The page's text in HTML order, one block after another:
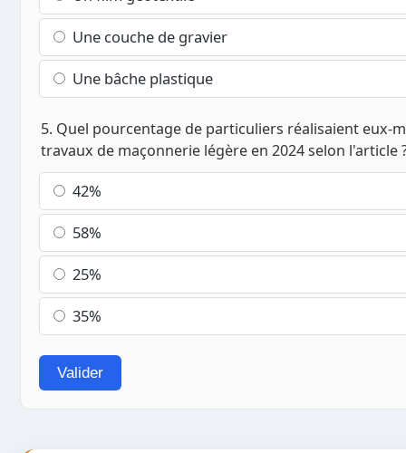
Une couche de gravier
Une bâche plastique
5. Quel pourcentage de particuliers réalisaient eux-
travaux de maçonnerie légère en 2024 selon l'article
42%
58%
25%
35%
Valider